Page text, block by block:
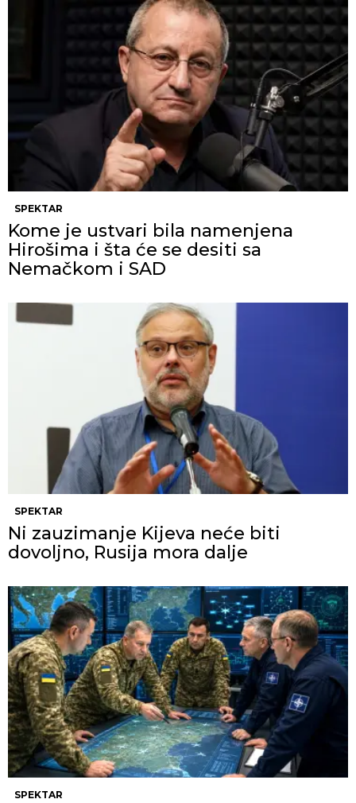
SPEKTAR
Kome je ustvari bila namenjena
Hirošima i šta će se desiti sa
Nemačkom i SAD
SPEKTAR
Ni zauzimanje Kijeva neće biti
dovoljno, Rusija mora dalje
SPEKTAR